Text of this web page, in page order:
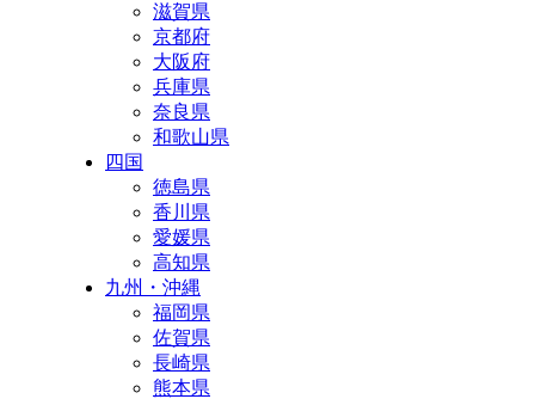
滋賀県
京都府
大阪府
兵庫県
奈良県
和歌山県
四国
徳島県
香川県
愛媛県
高知県
九州・沖縄
福岡県
佐賀県
長崎県
熊本県